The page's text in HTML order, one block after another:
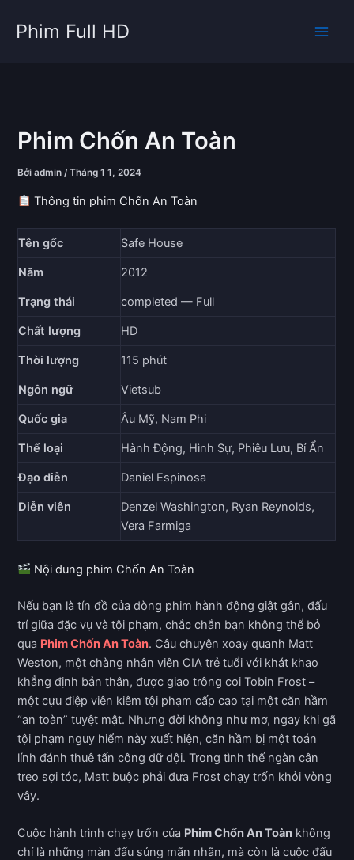
dung
Phim Full HD
Phim Chốn An Toàn
Bởiadmin/Tháng 1 1, 2024
Thông tin phim Chốn An Toàn
Tên gốc Safe House
Năm 2012
Trạng thái completed — Full
Chất lượng HD
Thời lượng 115 phút
Ngôn ngữ Vietsub
Quốc gia Âu Mỹ, Nam Phi
Thể loại Hành Động, Hình Sự, Phiêu Lưu, Bí Ẩn
Đạo diễn Daniel Espinosa
Diễn viên
Denzel Washington, Ryan Reynolds,
Vera Farmiga
Nội dung phim Chốn An Toàn
Nếu bạn là tín đồ của dòng phim hành động giật gân, đấu
trí giữa đặc vụ và tội phạm, chắc chắn bạn không thể bỏ
qua Phim Chốn An Toàn. Câu chuyện xoay quanh Matt
Weston, một chàng nhân viên CIA trẻ tuổi với khát khao
khẳng định bản thân, được giao trông coi Tobin Frost –
một cựu điệp viên kiêm tội phạm cấp cao tại một căn hầm
“an toàn” tuyệt mật. Nhưng đời không như mơ, ngay khi gã
tội phạm nguy hiểm này xuất hiện, căn hầm bị một toán
lính đánh thuê tấn công dữ dội. Trong tình thế ngàn cân
treo sợi tóc, Matt buộc phải đưa Frost chạy trốn khỏi vòng
vây.
Cuộc hành trình chạy trốn của Phim Chốn An Toàn không
chỉ là những màn đấu súng mãn nhãn, mà còn là cuộc đấu